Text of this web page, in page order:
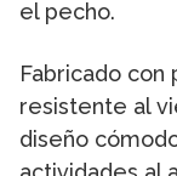
el pecho.
Fabricado
resistente al
diseño